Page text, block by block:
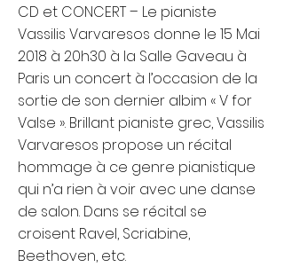
CD et CONCERT – Le pianiste
Vassilis Varvaresos donne le 15 Mai
2018 à 20h30 à la Salle Gaveau à
Paris un concert à l’occasion de la
sortie de son dernier albim « V for
Valse ». Brillant pianiste grec, Vassilis
Varvaresos propose un récital
hommage à ce genre pianistique
qui n’a rien à voir avec une danse
de salon. Dans se récital se
croisent Ravel, Scriabine,
Beethoven, etc.